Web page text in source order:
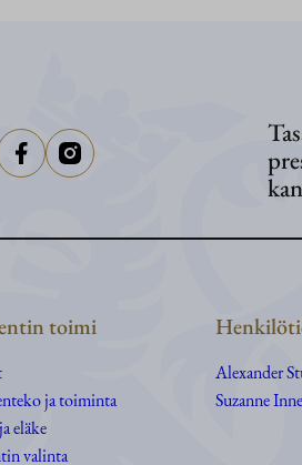
toimi
ja toiminta
eläke
valinta
Alexander
Suzanne